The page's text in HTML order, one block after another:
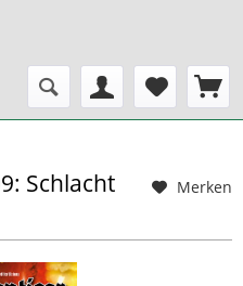
Merken
Schlacht